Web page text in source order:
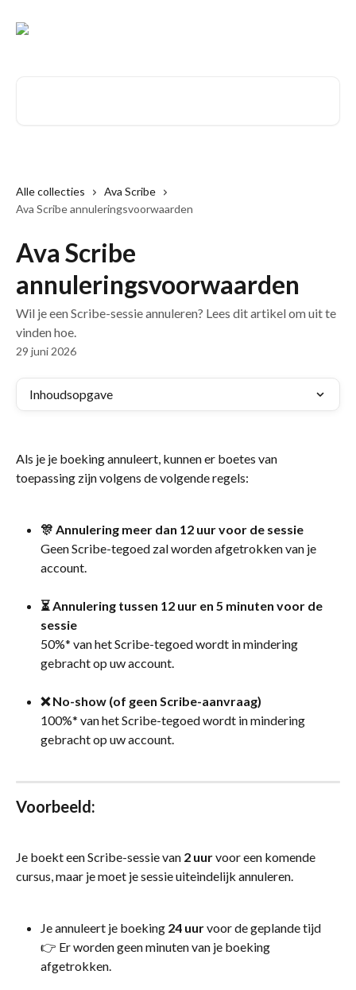
Alle collecties
Ava Scribe
Ava Scribe annuleringsvoorwaarden
Ava Scribe
annuleringsvoorwaarden
Wil je een Scribe-sessie annuleren? Lees dit artikel om uit te
vinden hoe.
29 juni 2026
Inhoudsopgave
Als je je boeking annuleert, kunnen er boetes van
toepassing zijn volgens de volgende regels:
🎊 Annulering meer dan 12 uur voor de sessie
Geen Scribe-tegoed zal worden afgetrokken van je
account.
⏳ Annulering tussen 12 uur en 5 minuten voor de
sessie
50%* van het Scribe-tegoed wordt in mindering
gebracht op uw account.
❌ No-show (of geen Scribe-aanvraag)
100%* van het Scribe-tegoed wordt in mindering
gebracht op uw account.
Voorbeeld:
Je boekt een Scribe-sessie van 2 uur voor een komende
cursus, maar je moet je sessie uiteindelijk annuleren.
Je annuleert je boeking 24 uur voor de geplande tijd
👉 Er worden geen minuten van je boeking
afgetrokken.